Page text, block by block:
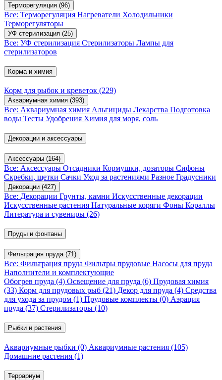
Терморегуляция (96)
Все: Терморегуляция Нагреватели Холодильники
Терморегуляторы
УФ стерилизация (25)
Все: УФ стерилизация Стерилизаторы Лампы для
стерилизаторов
Корма и химия
Корм для рыбок и креветок (229)
Аквариумная химия (393)
Все: Аквариумная химия Альгициды Лекарства Подготовка
воды Тесты Удобрения Химия для моря, соль
Декорации и аксессуары
Аксессуары (164)
Все: Аксессуары Отсадники Кормушки, дозаторы Сифоны
Скребки, щетки Сачки Уход за растениями Разное Градусники
Декорации (427)
Все: Декорации Грунты, камни Искусственные декорации
Искусственные растения Натуральные коряги Фоны Кораллы
Литература и сувениры (26)
Пруды и фонтаны
Фильтрация пруда (71)
Все: Фильтрация пруда Фильтры прудовые Насосы для пруда
Наполнители и комплектующие
Обогрев пруда (4) Освещение для пруда (6) Прудовая химия
(33) Корм для прудовых рыб (21) Декор для пруда (4) Средства
для ухода за прудом (1) Прудовые комплекты (0) Аэрация
пруда (37) Стерилизаторы (10)
Рыбки и растения
Аквариумные рыбки (0) Аквариумные растения (105)
Домашние растения (1)
Террариум